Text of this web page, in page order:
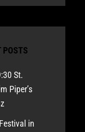
POSTS
St.
Piper’s
in